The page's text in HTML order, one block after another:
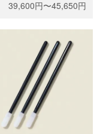
時に学べ、スタートBOX
い足して、スタートBOX
の施術メニューの導入が
。講習受講者に登録する
ウントでログインをして
込みください。
ーティング剤は、ラテック
カーボン不使用。
39,600円〜45,650円